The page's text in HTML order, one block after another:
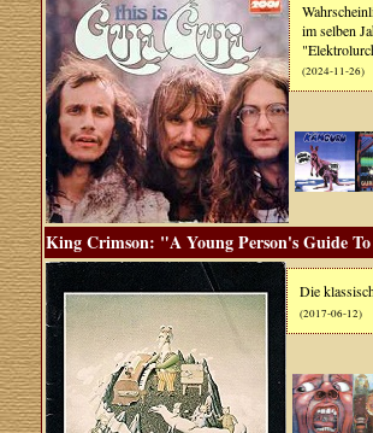
im selben
(2024-11-26)
King Crimson: "A Young Person's Guide
Die
(2017-06-12)